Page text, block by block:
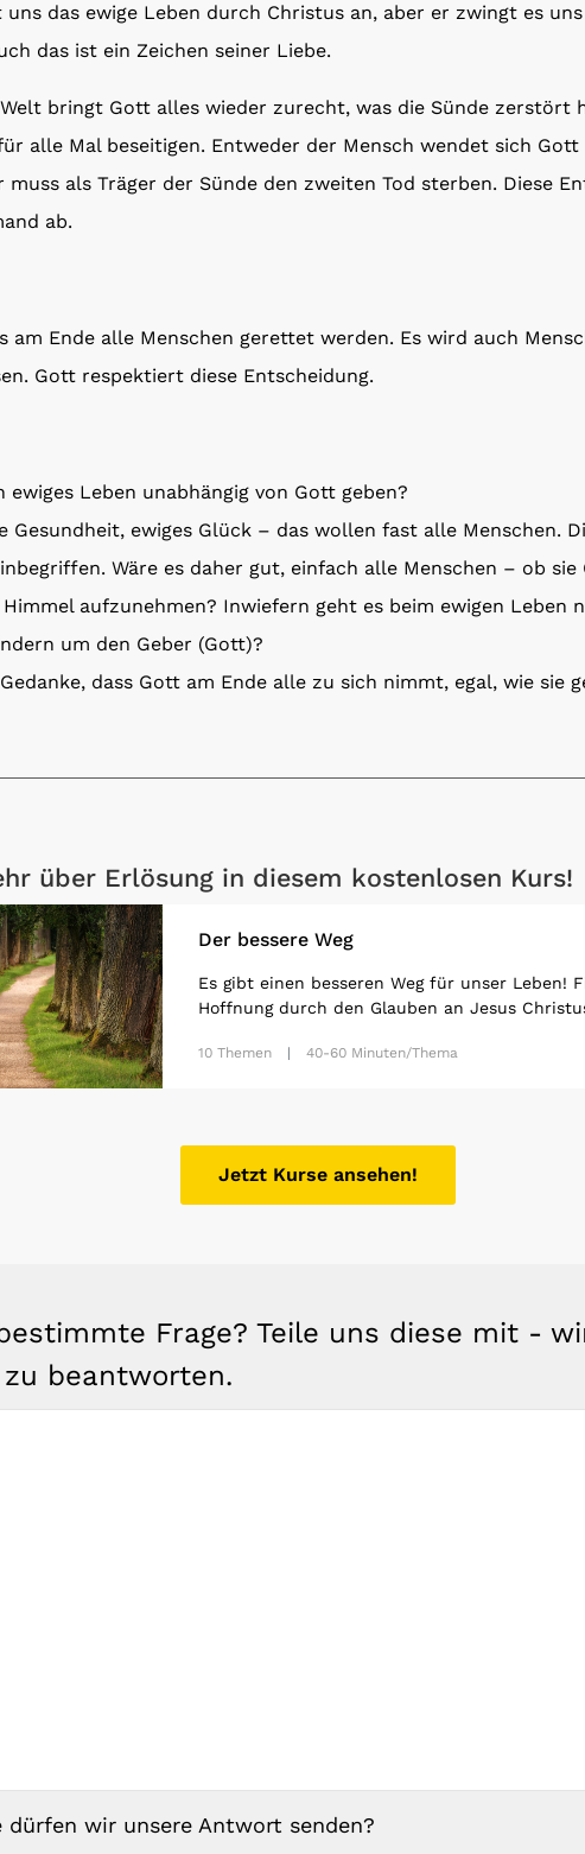
uns das ewige Leben durch Christus an, aber er zwingt es
das ist ein Zeichen seiner Liebe.
bringt Gott alles wieder zurecht, was die Sünde zerstört
alle Mal beseitigen. Entweder der Mensch wendet sich
als Träger der Sünde den zweiten Tod sterben. Diese
ab.
am Ende alle Menschen gerettet werden. Es wird auch
Gott respektiert diese Entscheidung.
ewiges Leben unabhängig von Gott geben?
Gesundheit, ewiges Glück – das wollen fast alle Menschen.
Wäre es daher gut, einfach alle Menschen – ob
aufzunehmen? Inwiefern geht es beim ewigen Leben
um den Geber (Gott)?
dass Gott am Ende alle zu sich nimmt, egal, wie sie
über Erlösung in diesem kostenlosen Kurs!
Der bessere Weg
Es gibt einen besseren Weg für unser Leben!
Hoffnung durch den Glauben an Jesus
10 Themen 40-60 Minuten/Thema
Jetzt Kurse ansehen!
Frage? Teile uns diese mit -
beantworten.
dürfen wir unsere Antwort senden?